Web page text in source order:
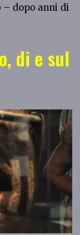
– dopo anni di
di e sul